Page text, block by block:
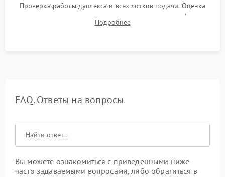
Проверка работы дуплекса и всех лотков подачи. Оценка
качества запекания тонера и полное отсутствие дефектов
изображения перед выдачей готового устройства.
Подробнее
FAQ. Ответы на вопросы
Вы можете ознакомиться с приведенными ниже
часто задаваемыми вопросами, либо обратиться в